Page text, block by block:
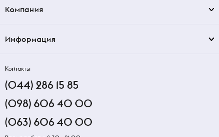
Компания
Информация
Контакты
(044) 286 15 85
(098) 606 40 00
(063) 606 40 00